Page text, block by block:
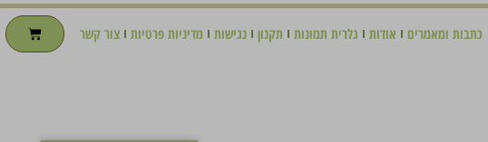
כתבות ומאמרים אודות גלרית תמונות תקנון נגישות מדיניות פרטיות צור קשר